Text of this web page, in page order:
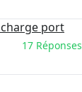
port
17 Réponses